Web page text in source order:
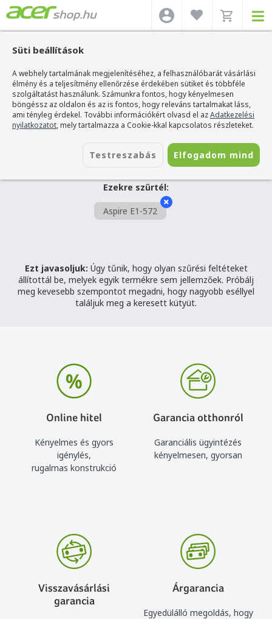
Süti beállítások
A webhely tartalmának megjelenítéséhez, a felhasználóbarát vásárlási
élmény és a teljesítmény ellenőrzése érdekében sütiket és többféle
szolgáltatást használunk. Számunkra fontos, hogy kényelmesen
böngéssz az oldalon és az is fontos, hogy releváns tartalmakat láss,
ami tényleg érdekel. További információkért olvasd el azAdatkezelési
nyilatkozatot, mely tartalmazza a Cookie-kkal kapcsolatos részleteket.
Testreszabás Elfogadom mind
SZŰRÉS
Acer webshop >Acer Aspire E1-572 laptop
Hűha! Ilyen termék sajnos nem
létezik.
Ezekre szűrtél:
Aspire E1-572
Ezt javasoljuk: Úgy tűnik, hogy olyan szűrési feltéteket
állítottál be, melyek egyik termékre sem jellemzőek. Próbálj
meg kevesebb szempontot megadni, hogy nagyobb eséllyel
találjuk meg a keresett kütyüt.
Online hitel
Kényelmes és gyors
igénylés,
rugalmas konstrukció
Garancia otthonról
Garanciális ügyintézés
kényelmesen, gyorsan
Visszavásárlási
garancia
Árgarancia
Egyedülálló megoldás, hogy